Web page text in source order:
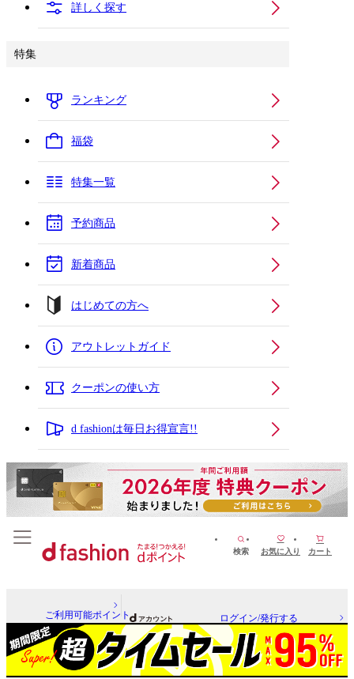
詳しく探す
特集
ランキング
福袋
特集一覧
予約商品
新着商品
はじめての方へ
アウトレットガイド
クーポンの使い方
d fashionは毎日お得宣言!!
検索 お気に入り カート
ご利用可能ポイント ログイン/発行する